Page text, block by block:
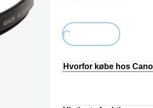
Loading...
Hvorfor købe hos